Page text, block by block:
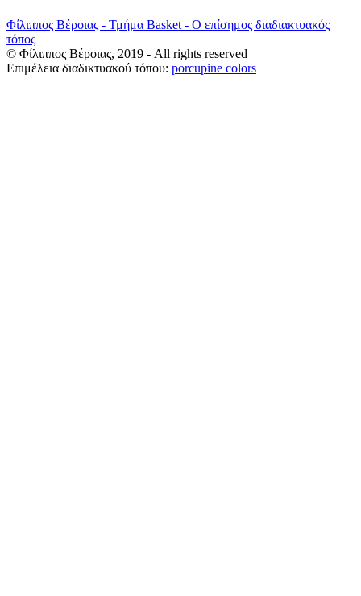
Φίλιππος Βέροιας - Τμήμα Basket - Ο επίσημος διαδιακτυακός
τόπος
© Φίλιππος Βέροιας, 2019 - All rights reserved
Επιμέλεια διαδικτυακού τόπου: porcupine colors